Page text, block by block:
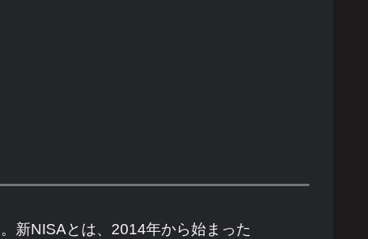
新NISAとは、2014年から始まった